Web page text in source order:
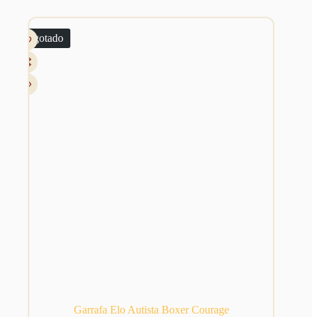
era:
é:
Esgotado
Garrafa Elo Autista Boxer Courage